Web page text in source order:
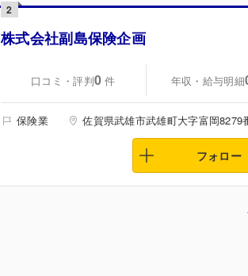
2
株式会社副島保険企画
口コミ・評判0 件 年収・給与明細
保険業 佐賀県武雄市武雄町大字富岡8279
フォロー